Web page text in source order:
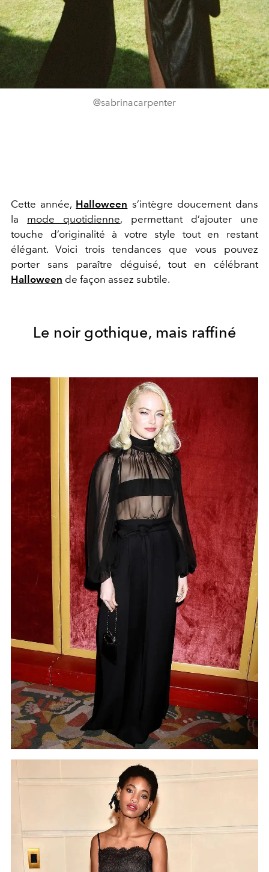
@sabrinacarpenter
Cette année, Halloween s’intègre doucement dans
la mode quotidienne, permettant d’ajouter une
touche d’originalité à votre style tout en restant
élégant. Voici trois tendances que vous pouvez
porter sans paraître déguisé, tout en célébrant
Halloween de façon assez subtile.
Le noir gothique, mais raffiné